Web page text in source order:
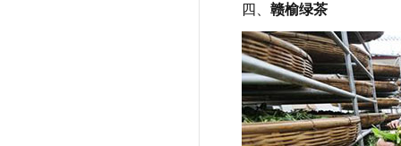
四、 赣榆绿茶